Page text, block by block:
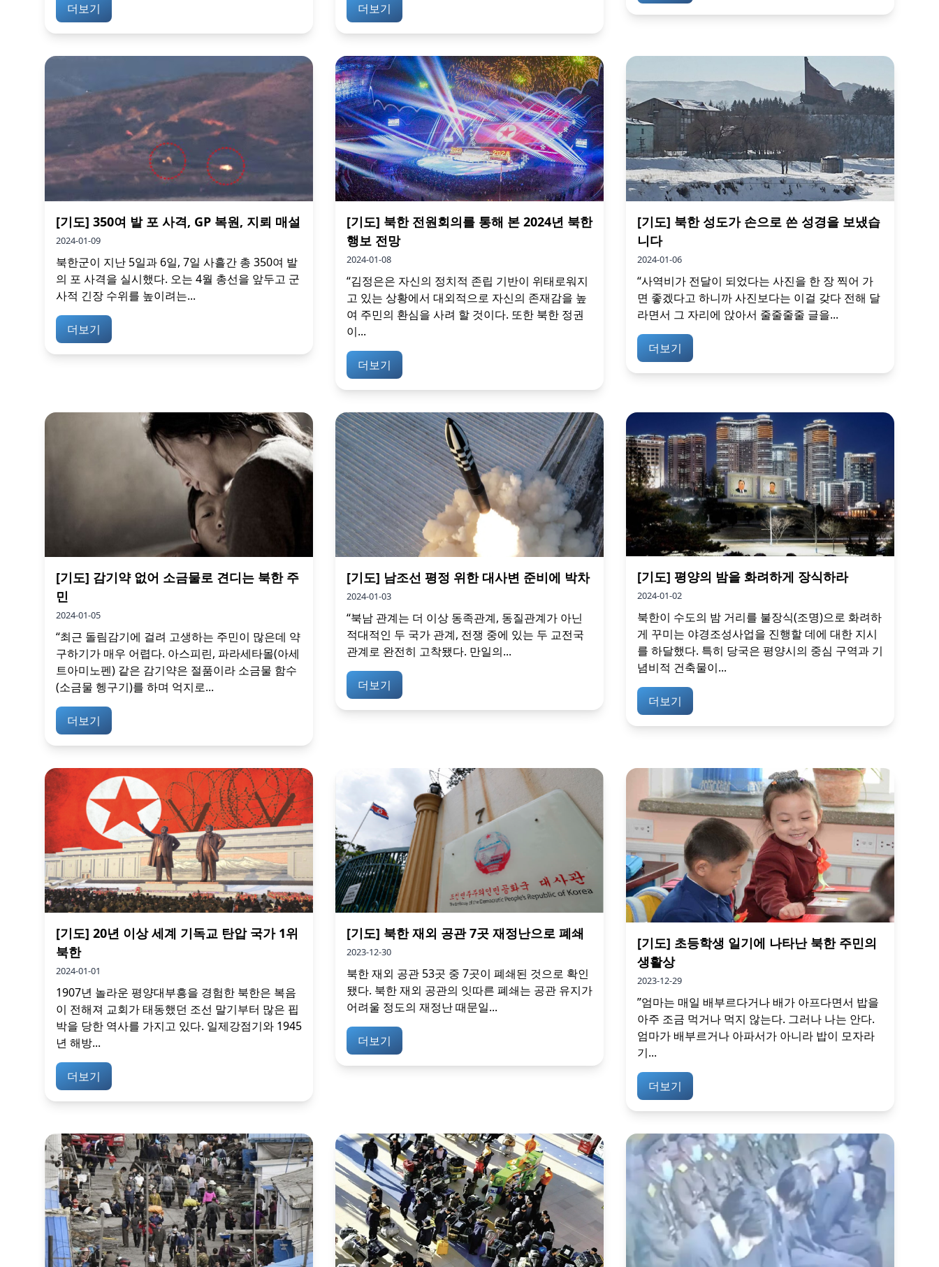
더보기 더보기
[기도] 350여 발 포 사격, GP 복원, 지뢰 매설
2024-01-09
북한군이 지난 5일과 6일, 7일 사흘간 총 350여 발
의 포 사격을 실시했다. 오는 4월 총선을 앞두고 군
사적 긴장 수위를 높이려는...
더보기
[기도] 북한 전원회의를 통해 본 2024년 북한
행보 전망
2024-01-08
“김정은은 자신의 정치적 존립 기반이 위태로워지
고 있는 상황에서 대외적으로 자신의 존재감을 높
여 주민의 환심을 사려 할 것이다. 또한 북한 정권
이...
더보기
[기도] 북한 성도가 손으로 쓴 성경을 보냈습
니다
2024-01-06
“사역비가 전달이 되었다는 사진을 한 장 찍어 가
면 좋겠다고 하니까 사진보다는 이걸 갖다 전해 달
라면서 그 자리에 앉아서 줄줄줄줄 글을...
더보기
[기도] 감기약 없어 소금물로 견디는 북한 주
민
2024-01-05
“최근 돌림감기에 걸려 고생하는 주민이 많은데 약
구하기가 매우 어렵다. 아스피린, 파라세타몰(아세
트아미노펜) 같은 감기약은 절품이라 소금물 함수
(소금물 헹구기)를 하며 억지로...
더보기
[기도] 남조선 평정 위한 대사변 준비에 박차
2024-01-03
“북남 관계는 더 이상 동족관계, 동질관계가 아닌
적대적인 두 국가 관계, 전쟁 중에 있는 두 교전국
관계로 완전히 고착됐다. 만일의...
더보기
[기도] 평양의 밤을 화려하게 장식하라
2024-01-02
북한이 수도의 밤 거리를 불장식(조명)으로 화려하
게 꾸미는 야경조성사업을 진행할 데에 대한 지시
를 하달했다. 특히 당국은 평양시의 중심 구역과 기
념비적 건축물이...
더보기
[기도] 20년 이상 세계 기독교 탄압 국가 1위
북한
2024-01-01
1907년 놀라운 평양대부흥을 경험한 북한은 복음
이 전해져 교회가 태동했던 조선 말기부터 많은 핍
박을 당한 역사를 가지고 있다. 일제강점기와 1945
년 해방...
더보기
[기도] 북한 재외 공관 7곳 재정난으로 폐쇄
2023-12-30
북한 재외 공관 53곳 중 7곳이 폐쇄된 것으로 확인
됐다. 북한 재외 공관의 잇따른 폐쇄는 공관 유지가
어려울 정도의 재정난 때문일...
더보기
[기도] 초등학생 일기에 나타난 북한 주민의
생활상
2023-12-29
”엄마는 매일 배부르다거나 배가 아프다면서 밥을
아주 조금 먹거나 먹지 않는다. 그러나 나는 안다.
엄마가 배부르거나 아파서가 아니라 밥이 모자라
기...
더보기